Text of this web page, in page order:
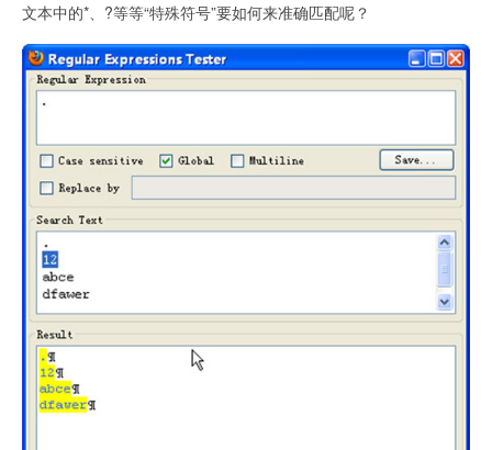
文本中的*、?等等“特殊符号”要如何来准确匹配呢？